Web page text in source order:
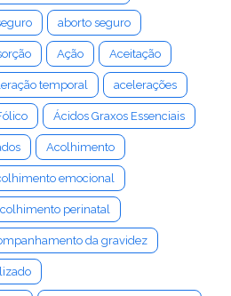
aborto seguro
Ação Aceitação
temporal acelerações
Ácidos Graxos Essenciais
Acolhimento
emocional
perinatal
da gravidez